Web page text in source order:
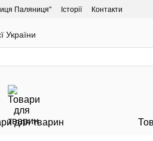
Паляниця" Історії Контакти
України
для тварин